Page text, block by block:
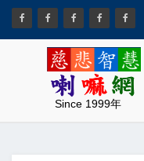
Since 1999年